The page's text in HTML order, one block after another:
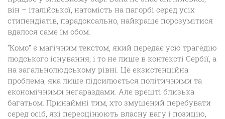
він – італійської, натомість на пагорбі серед усіх
стипендіатів, парадоксально, найкраще порозумітися
вдалося саме їм обом.
“Комо” є магічним текстом, який передає усю трагедію
людського існування, і то не лише в контексті Сербії, а
на загальнолюдському рівні. Це екзистенційна
проблема, яка лише підсилюється політичними та
економічними негараздами. Але врешті близька
багатьом. Принаймні тим, хто змушений перебувати
серед осіб, які переоцінюють власну вагу і позицію,